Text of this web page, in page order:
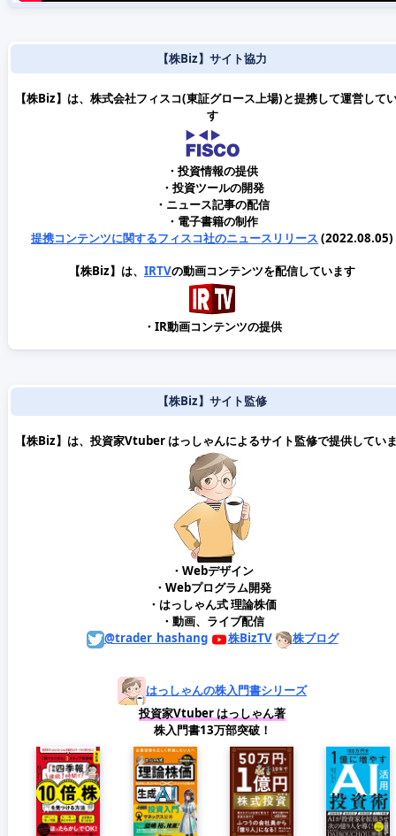
【株Biz】サイト協力
【株Biz】は、株式会社フィスコ(東証グロース上場)と提携して運営して
す
・投資情報の提供
・投資ツールの開発
・ニュース記事の配信
・電子書籍の制作
提携コンテンツに関するフィスコ社のニュースリリース (2022.08.05)
【株Biz】は、 IRTVの動画コンテンツを配信しています
・IR動画コンテンツの提供
【株Biz】サイト監修
【株Biz】は、投資家Vtuber はっしゃんによるサイト監修で提供してい
・Webデザイン
・Webプログラム開発
・はっしゃん式 理論株価
・動画、ライブ配信
@trader_hashang
株BizTV 株ブログ
はっしゃんの株入門書シリーズ
投資家Vtuber はっしゃん著
株入門書13万部突破！